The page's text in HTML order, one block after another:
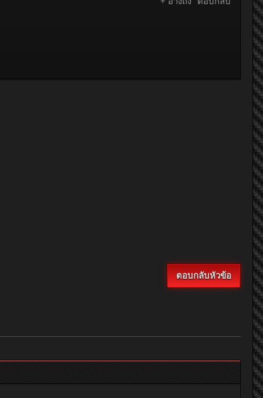
ตอบกลับหัวข้อ